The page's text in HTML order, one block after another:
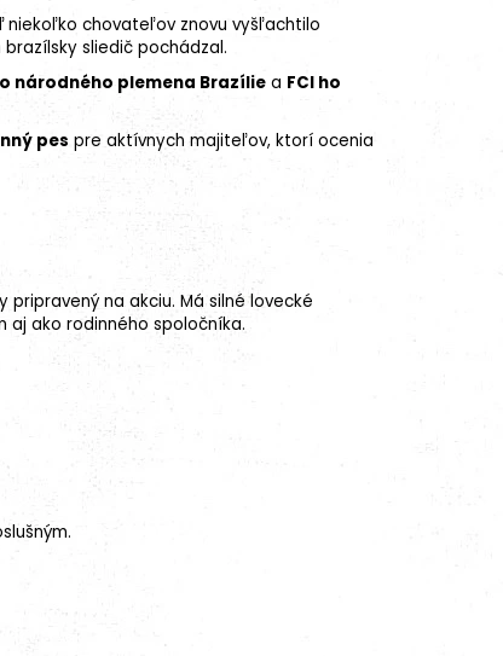
niekoľko chovateľov znovu vyšľachtilo
sliedič pochádzal.
národného plemena Brazílie a FCI ho
pes pre aktívnych majiteľov, ktorí ocenia
pripravený na akciu. Má silné lovecké
aj ako rodinného spoločníka.